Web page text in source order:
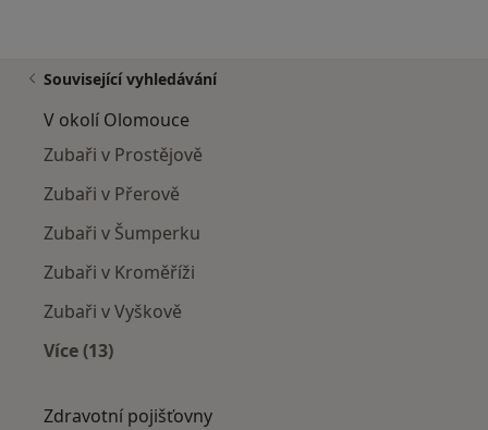
Související vyhledávání
V okolí Olomouce
Zubaři v Prostějově
Zubaři v Přerově
Zubaři v Šumperku
Zubaři v Kroměříži
Zubaři v Vyškově
Více (13)
Zdravotní pojišťovny